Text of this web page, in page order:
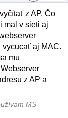
z AP. Čo
mal v sieti aj
vycucať aj MAC.
mu
z AP a
MS